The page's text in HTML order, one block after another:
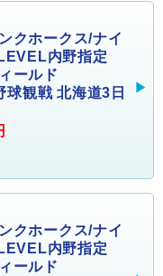
クホークス/ナイ
内野指定
ールド
観戦 北海道3日
クホークス/ナイ
内野指定
ールド